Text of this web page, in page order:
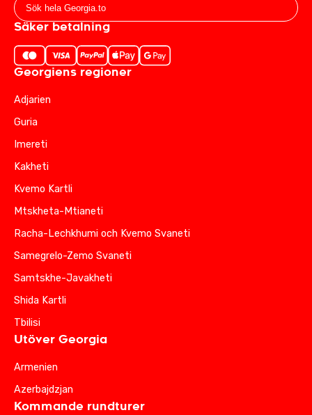
Säker betalning
Georgiens regioner
Adjarien
Guria
Imereti
Kakheti
Kvemo Kartli
Mtskheta-Mtianeti
Racha-Lechkhumi och Kvemo Svaneti
Samegrelo-Zemo Svaneti
Samtskhe-Javakheti
Shida Kartli
Tbilisi
Utöver Georgia
Armenien
Azerbajdzjan
Kommande rundturer